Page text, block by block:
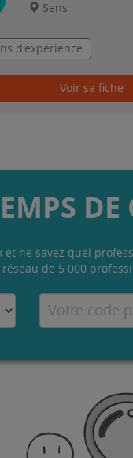
Sens
d'expérience
Voir sa fiche
DE
ne savez quel
de 5 000